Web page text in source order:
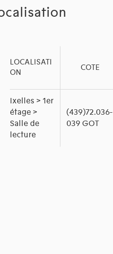
LOCALISATI
ON
COTE
Ixelles > 1er
étage >
Salle de
lecture
(439)72.036-
039 GOT